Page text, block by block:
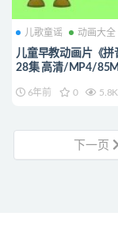
儿歌童谣 动画大全
儿童早教动画片《拼
28集 高清/MP4/85M 动画片拼
6年前 0 5.8K
下一页